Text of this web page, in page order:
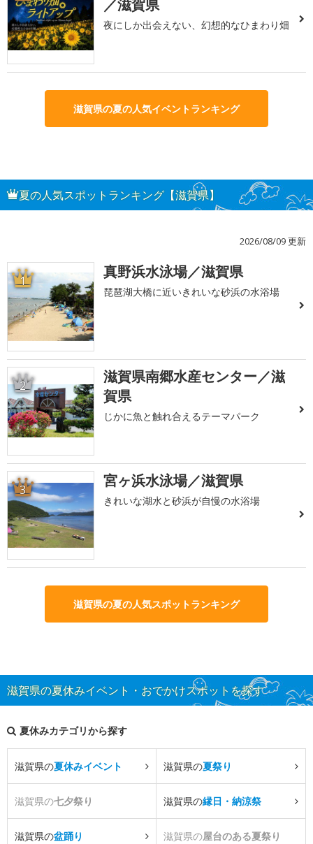
／滋賀県
夜にしか出会えない、幻想的なひまわり畑
滋賀県の夏の人気イベントランキング
夏の人気スポットランキング【滋賀県】
2026/08/09 更新
1 真野浜水泳場／滋賀県
琵琶湖大橋に近いきれいな砂浜の水浴場
2
滋賀県南郷水産センター／滋
賀県
じかに魚と触れ合えるテーマパーク
3 宮ヶ浜水泳場／滋賀県
きれいな湖水と砂浜が自慢の水浴場
滋賀県の夏の人気スポットランキング
滋賀県の夏休みイベント・おでかけスポットを探す
夏休みカテゴリから探す
滋賀県の夏休みイベント 滋賀県の夏祭り
滋賀県の七夕祭り 滋賀県の縁日・納涼祭
滋賀県の盆踊り 滋賀県の屋台のある夏祭り